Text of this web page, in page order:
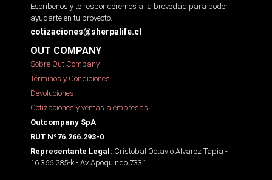
Escríbenos y te responderemos a la brevedad para poder
ayudarte en tu proyecto.
cotizaciones@sherpalife.cl
OUT COMPANY
Sobre Out Company
Términos y Condiciones
Devoluciones
Cotizaciones y ventas a empresas
Outcompany SpA
RUT Nº76.266.293-0
Representante Legal: Cristobal Octavio Alvarez Tapia -
16.366.285-k - Av Apoquindo 7331